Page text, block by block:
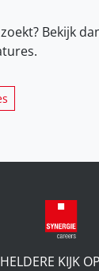
Bekijk
KIJK